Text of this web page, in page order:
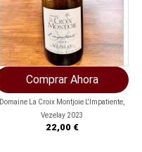
Comprar Ahora
Domaine La Croix Montjoie L'Impatiente,
Vezelay 2023
Precio
22,00 €